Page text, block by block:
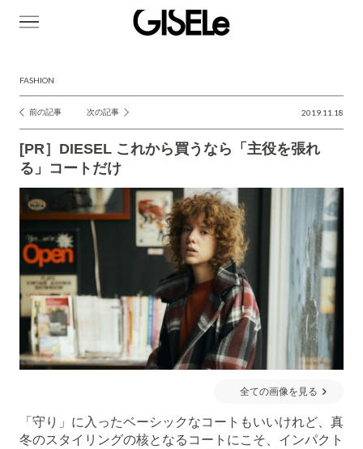
FASHION
投
稿
ナ
ビ
ゲ
ー
シ
ョ
ン
前の記事 次の記事 2019.11.18
[PR］DIESEL これから買うなら「主役を張れ
る」コートだけ
全ての画像を見る
「守り」に入ったベーシックなコートもいいけれど、真
冬のスタイリングの核となるコートにこそ、インパクト